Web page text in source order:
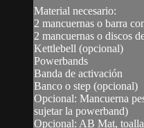
Material necesario:
2 mancuernas o barra
2 mancuernas o discos
Kettlebell (opcional)
Powerbands
Banda de activación
Banco o step (opcional)
Opcional: Mancuerna
sujetar la powerband)
Opcional: AB Mat,